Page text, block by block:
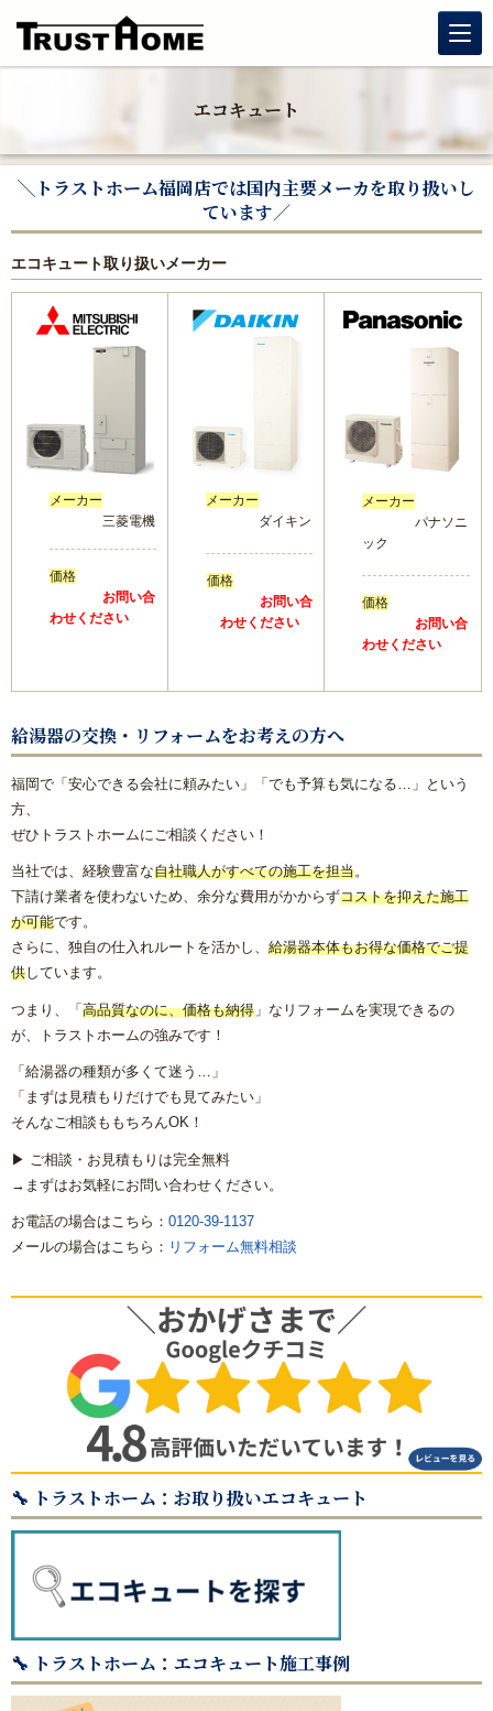
玄関リフォーム
戸建住宅リフォーム
マンションリフォーム
窓リフォーム（内窓・窓交換・断熱窓）
内窓リフォーム
玄関ドアリフォーム
遮熱対策リフォーム
内装リフォーム
バリアフリーリフォーム
熱中症対策リフォームの基礎知識｜住宅・倉庫・施設での暑
さ対策
施工エリアから探す｜地域別リフォーム実績紹介
ビルトイン食洗機交換リフォーム
ガス給湯器
エコジョーズ
システムキッチン
浴室(風呂)
屋根リフォーム
ＩＨ・ガスコンロ
エコキュート
╲トラストホーム福岡店では国内主要メーカを取り扱いし
ています／
エコキュート取り扱いメーカー
メーカー
三菱電機
価格
お問い合
わせください
メーカー
ダイキン
価格
お問い合
わせください
メーカー
パナソニ
ック
価格
お問い合
わせください
給湯器の交換・リフォームをお考えの方へ
福岡で「安心できる会社に頼みたい」「でも予算も気になる…」という
方、
ぜひトラストホームにご相談ください！
当社では、経験豊富な自社職人がすべての施工を担当。
下請け業者を使わないため、余分な費用がかからずコストを抑えた施工
が可能です。
さらに、独自の仕入れルートを活かし、 給湯器本体もお得な価格でご提
供しています。
つまり、「 高品質なのに、価格も納得 」なリフォームを実現できるの
が、トラストホームの強みです！
「給湯器の種類が多くて迷う…」
「まずは見積もりだけでも見てみたい」
そんなご相談ももちろんOK！
▶ ご相談・お見積もりは完全無料
→まずはお気軽にお問い合わせください。
お電話の場合はこちら： 0120-39-1137
メールの場合はこちら： リフォーム無料相談
🔧 トラストホーム：お取り扱いエコキュート
🔧 トラストホーム：エコキュート施工事例